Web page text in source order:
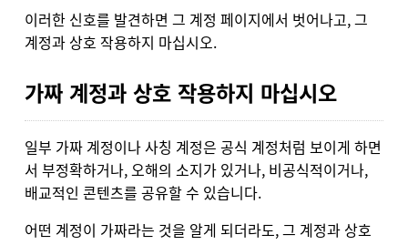
이러한 신호를 발견하면 그 계정 페이지에서 벗어나고, 그
계정과 상호 작용하지 마십시오.
가짜 계정과 상호 작용하지 마십시오
일부 가짜 계정이나 사칭 계정은 공식 계정처럼 보이게 하면
서 부정확하거나, 오해의 소지가 있거나, 비공식적이거나,
배교적인 콘텐츠를 공유할 수 있습니다.
어떤 계정이 가짜라는 것을 알게 되더라도, 그 계정과 상호